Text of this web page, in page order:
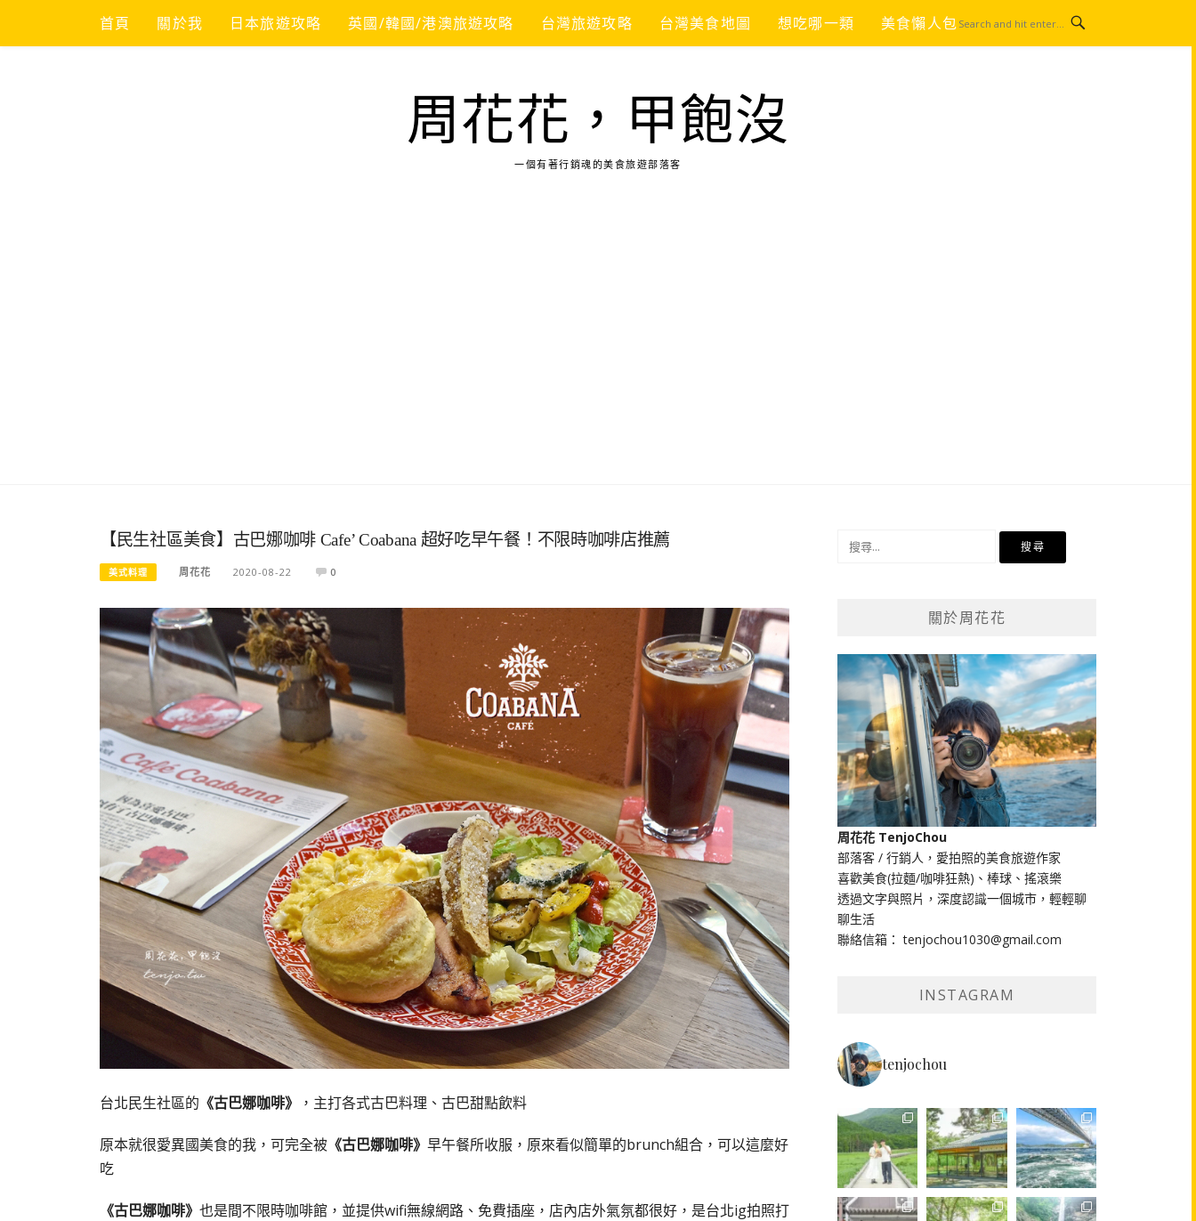
content
首頁 關於我 日本旅遊攻略 英國/韓國/港澳旅遊攻略 台灣旅遊攻略 台灣美食地圖 想吃哪一類 美食懶人包
周花花，甲飽沒
一個有著行銷魂的美食旅遊部落客
【民生社區美食】古巴娜咖啡 Cafe’ Coabana 超好吃早午餐！不限時咖啡店推薦
美式料理 周花花 2020-08-22 0
台北民生社區的 《古巴娜咖啡》 ，主打各式古巴料理、古巴甜點飲料
原本就很愛異國美食的我，可完全被 《古巴娜咖啡》 早午餐所收服，原來看似簡單的brunch組合，可以這麼好
吃
《古巴娜咖啡》 也是間不限時咖啡館，並提供wifi無線網路、免費插座，店內店外氣氛都很好，是台北ig拍照打
關於周花花
周花花 TenjoChou
部落客 / 行銷人，愛拍照的美食旅遊作家
喜歡美食(拉麵/咖啡狂熱)、棒球、搖滾樂
透過文字與照片，深度認識一個城市，輕輕聊
聊生活
聯絡信箱： tenjochou1030@gmail.com
INSTAGRAM
tenjochou